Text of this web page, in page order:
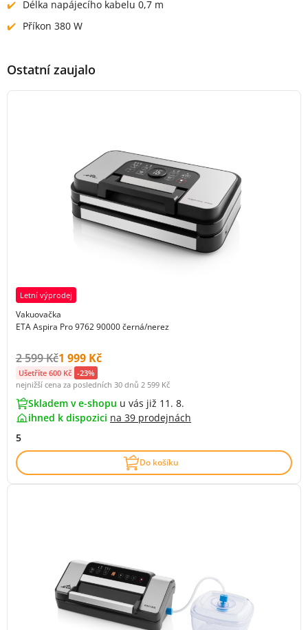
Délka napájecího kabelu 0,7 m
Příkon 380 W
Ostatní zaujalo
Letní výprodej
Vakuovačka
ETA Aspira Pro 9762 90000 černá/nerez
Původní cena s DPH:
2 599 KčCena s DPH:
1 999 Kč
Ušetříte 600 Kč -23%
nejnižší cena za posledních 30 dnů 2 599 Kč
Skladem v e-shopu u vás již 11. 8.
ihned k dispozici na 39 prodejnách
5
Do košíku